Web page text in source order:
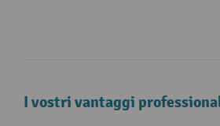
I vostri vantaggi